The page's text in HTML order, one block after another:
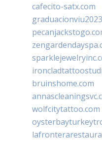
cafecito-satx.com
bruinshome.com
wolfcitytattoo.com